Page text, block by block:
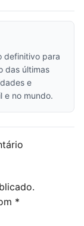
definitivo para
das últimas
e
e no mundo.
*